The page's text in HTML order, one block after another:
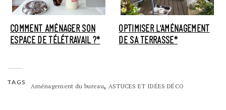
COMMENT AMÉNAGER SON
ESPACE DE TÉLÉTRAVAIL ?*
OPTIMISER L'AMÉNAGEMENT
DE SA TERRASSE*
TAGS
Aménagement du bureau, ASTUCES ET IDÉES DÉCO